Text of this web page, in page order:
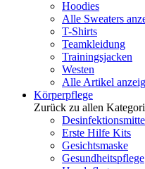
Hoodies
Alle Sweaters
T-Shirts
Teamkleidung
Trainingsjacken
Westen
Alle Artikel
Körperpflege
Zurück zu allen
Erste Hilfe Kits
Gesichtsmaske
Gesundheitspflege